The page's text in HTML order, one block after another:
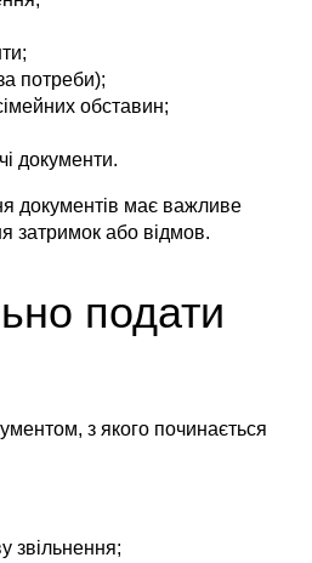
потреби);
обставин;
документи.
документів має важливе
затримок або відмов.
подати
з якого починається
звільнення;